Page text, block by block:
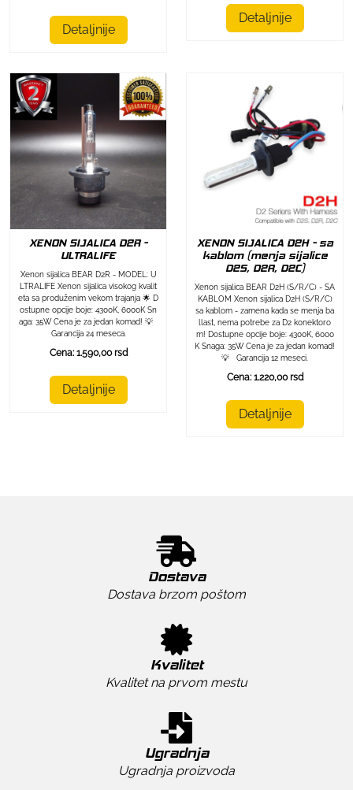
Detaljnije
Detaljnije
XENON SIJALICA D2R -
ULTRALIFE
Xenon sijalica BEAR D2R - MODEL: U
LTRALIFE Xenon sijalica visokog kvalit
eta sa produženim vekom trajanja 🌟 D
ostupne opcije boje: 4300K, 6000K Sn
aga: 35W Cena je za jedan komad! 💡
Garancija 24 meseca.
Cena: 1.590,00 rsd
Detaljnije
XENON SIJALICA D2H - sa
kablom (menja sijalice
D2S, D2R, D2C)
Xenon sijalica BEAR D2H (S/R/C) - SA
KABLOM Xenon sijalica D2H (S/R/C)
sa kablom - zamena kada se menja ba
llast, nema potrebe za D2 konektoro
m! Dostupne opcije boje: 4300K, 6000
K Snaga: 35W Cena je za jedan komad!
💡 Garancija 12 meseci.
Cena: 1.220,00 rsd
Detaljnije
Dostava
Dostava brzom poštom
Kvalitet
Kvalitet na prvom mestu
Ugradnja
Ugradnja proizvoda